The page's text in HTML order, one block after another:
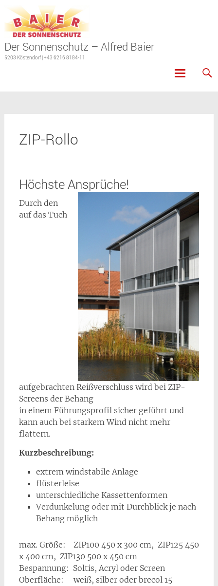
Der Sonnenschutz – Alfred Baier
5203 Köstendorf | +43 6216 8184-11
ZIP-Rollo
Höchste Ansprüche!
Durch den
auf das Tuch
aufgebrachten Reißverschluss wird bei ZIP-
Screens der Behang
in einem Führungsprofil sicher geführt und
kann auch bei starkem Wind nicht mehr
flattern.
Kurzbeschreibung:
extrem windstabile Anlage
flüsterleise
unterschiedliche Kassettenformen
Verdunkelung oder mit Durchblick je nach
Behang möglich
max. Größe: ZIP100 450 x 300 cm, ZIP125 450
x 400 cm, ZIP130 500 x 450 cm
Bespannung: Soltis, Acryl oder Screen
Oberfläche: weiß, silber oder brecol 15